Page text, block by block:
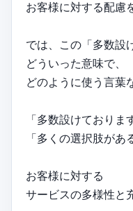
お客様に対する配慮
では、この「多数設
どういった意味で、
どのように使う言葉
「多数設けておりま
「多くの選択肢があ
お客様に対する
サービスの多様性と